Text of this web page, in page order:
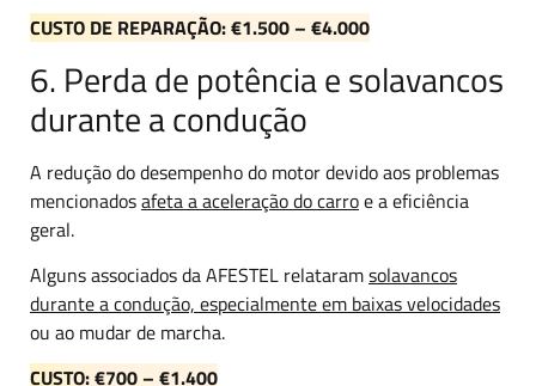
CUSTO DE REPARAÇÃO: €1.500 – €4.000
6. Perda de potência e solavancos
durante a condução
A redução do desempenho do motor devido aos problemas
mencionadosafeta a aceleração do carroe a eficiência
geral.
Alguns associados da AFESTEL relataramsolavancos
durante a condução, especialmente em baixas velocidades
ou ao mudar de marcha.
CUSTO: €700 – €1.400